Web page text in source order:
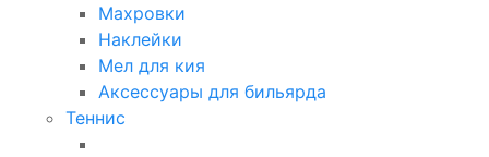
Махровки
Наклейки
Мел для кия
Аксессуары для бильярда
Теннис